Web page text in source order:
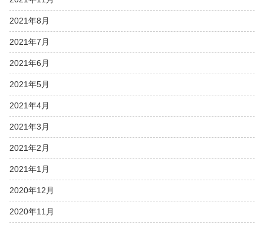
2021年8月
2021年7月
2021年6月
2021年5月
2021年4月
2021年3月
2021年2月
2021年1月
2020年12月
2020年11月